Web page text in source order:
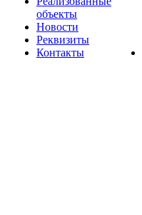
объекты
Новости
Реквизиты
Контакты